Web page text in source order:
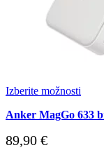
Izberite možnosti
Anker MagGo 633
89,90 €